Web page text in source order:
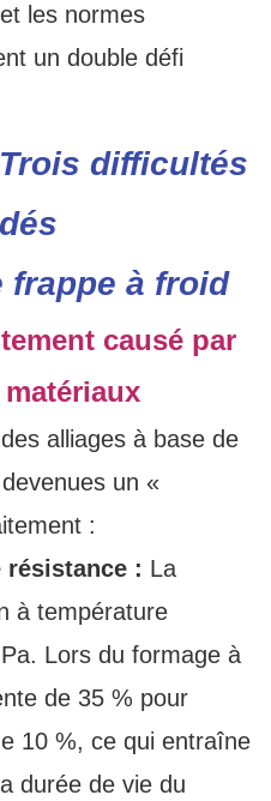
les normes
un double défi
difficultés
frappe à froid
causé par
alliages à base de
un «
:
résistance : La
à température
Lors du formage à
de 35 % pour
10 %, ce qui entraîne
durée de vie du